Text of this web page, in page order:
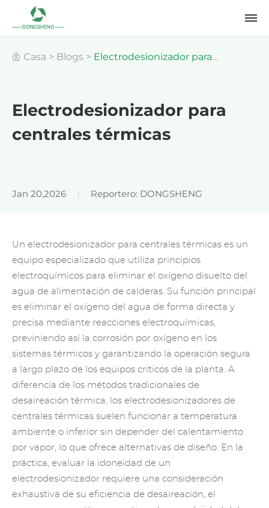
Casa > Blogs > Electrodesionizador para
Electrodesionizador para
centrales térmicas
Jan 20,2026 Reportero: DONGSHENG
Un electrodesionizador para centrales térmicas es un
equipo especializado que utiliza principios
electroquímicos para eliminar el oxígeno disuelto del
agua de alimentación de calderas. Su función principal
es eliminar el oxígeno del agua de forma directa y
precisa mediante reacciones electroquímicas,
previniendo así la corrosión por oxígeno en los
sistemas térmicos y garantizando la operación segura
a largo plazo de los equipos críticos de la planta. A
diferencia de los métodos tradicionales de
desaireación térmica, los electrodesionizadores de
centrales térmicas suelen funcionar a temperatura
ambiente o inferior sin depender del calentamiento
por vapor, lo que ofrece alternativas de diseño. En la
práctica, evaluar la idoneidad de un
electrodesionizador requiere una consideración
exhaustiva de su eficiencia de desaireación, el